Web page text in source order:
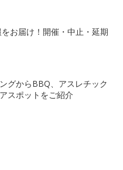
お届け！開催・中止・延期
グからBBQ、アスレチック
スポットをご紹介